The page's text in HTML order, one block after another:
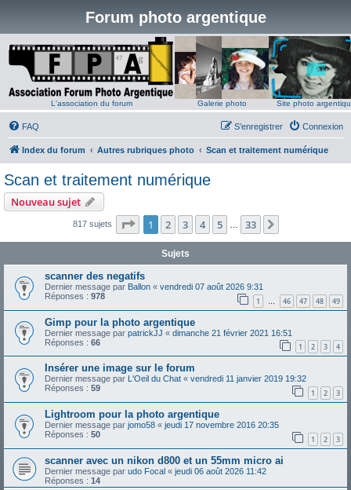
Forum photo argentique
L'association du forum Galerie photo Site photo
FAQ Connexion
S’enregistrer
Index du forum Autres rubriques photo Scan et traitement numérique
Scan et traitement numérique
Nouveau sujet
817 sujets Page 1sur33
1 2 3 4 5 33
Sujets
scanner des negatifs
Dernier message par Ballon « vendredi 07 août 2026 9:31
Réponses : 978 1 … 46 47 48 49
Gimp pour la photo argentique
Dernier message par patrickJJ « dimanche 21 février 2021 16:51
Réponses : 66 1 2 3 4
Insérer une image sur le forum
Dernier message par L'Oeil du Chat « vendredi 11 janvier 2019 19:32
Réponses : 59 1 2 3
Lightroom pour la photo argentique
Dernier message par jomo58 « jeudi 17 novembre 2016 20:35
Réponses : 50 1 2 3
scanner avec un nikon d800 et un 55mm micro ai
Dernier message par udo Focal « jeudi 06 août 2026 11:42
Réponses : 14